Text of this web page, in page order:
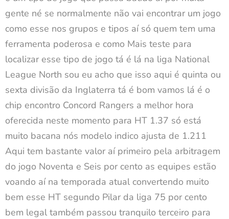
gente né se normalmente não vai encontrar um jogo
como esse nos grupos e tipos aí só quem tem uma
ferramenta poderosa e como Mais teste para
localizar esse tipo de jogo tá é lá na liga National
League North sou eu acho que isso aqui é quinta ou
sexta divisão da Inglaterra tá é bom vamos lá é o
chip encontro Concord Rangers a melhor hora
oferecida neste momento para HT 1.37 só está
muito bacana nós modelo indico ajusta de 1.211
Aqui tem bastante valor aí primeiro pela arbitragem
do jogo Noventa e Seis por cento as equipes estão
voando aí na temporada atual convertendo muito
bem esse HT segundo Pilar da liga 75 por cento
bem legal também passou tranquilo terceiro para